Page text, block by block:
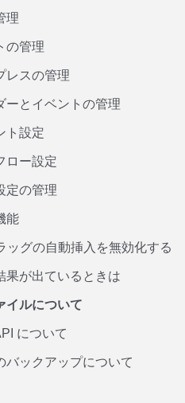
理
の管理
レスの管理
ーとイベントの管理
ト設定
ロー設定
定の管理
能
ッグの自動挿入を無効化する
果が出ているときは
イルについて
について
バックアップについて